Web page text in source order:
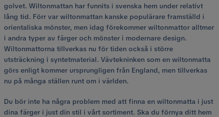
golvet. Wiltonmattan har funnits i svenska hem under relativt
lång tid. Förr var wiltonmattan kanske populärare framställd i
orientaliska mönster, men idag förekommer wiltonmattor alltmer
i andra typer av färger och mönster i modernare design.
Wiltonmattorna tillverkas nu för tiden också i större
utsträckning i syntetmaterial. Vävtekninken som en wiltonmatta
görs enligt kommer ursprungligen från England, men tillverkas
nu på många ställen runt om i världen.
Du bör inte ha några problem med att finna en wiltonmatta i just
dina färger i just din stil i vårt sortiment. Ska du förnya ditt hem